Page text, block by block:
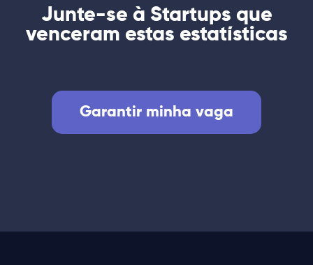
Junte-se à Startups que
venceram estas estatísticas
Garantir minha vaga